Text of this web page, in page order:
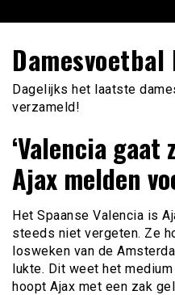
naar
inhoud
Damesvoetbal
Dagelijks het laatste
verzameld!
‘Valencia
Ajax melden
Het Spaanse Valencia is
steeds niet vergeten. Ze
losweken van de
lukte. Dit weet het
hoopt Ajax met een zak